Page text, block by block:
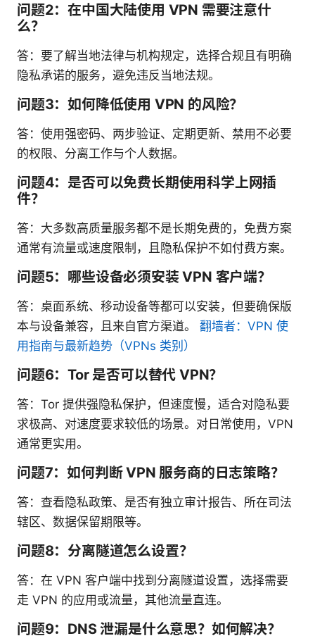
问题2：在中国大陆使用 VPN 需要注意什
么？
答：要了解当地法律与机构规定，选择合规且有明确
隐私承诺的服务，避免违反当地法规。
问题3：如何降低使用 VPN 的风险？
答：使用强密码、两步验证、定期更新、禁用不必要
的权限、分离工作与个人数据。
问题4：是否可以免费长期使用科学上网插
件？
答：大多数高质量服务都不是长期免费的，免费方案
通常有流量或速度限制，且隐私保护不如付费方案。
问题5：哪些设备必须安装 VPN 客户端？
答：桌面系统、移动设备等都可以安装，但要确保版
本与设备兼容，且来自官方渠道。 翻墙者：VPN 使
用指南与最新趋势（VPNs 类别）
问题6：Tor 是否可以替代 VPN？
答：Tor 提供强隐私保护，但速度慢，适合对隐私要
求极高、对速度要求较低的场景。对日常使用，VPN
通常更实用。
问题7：如何判断 VPN 服务商的日志策略？
答：查看隐私政策、是否有独立审计报告、所在司法
辖区、数据保留期限等。
问题8：分离隧道怎么设置？
答：在 VPN 客户端中找到分离隧道设置，选择需要
走 VPN 的应用或流量，其他流量直连。
问题9：DNS 泄漏是什么意思？如何解决？